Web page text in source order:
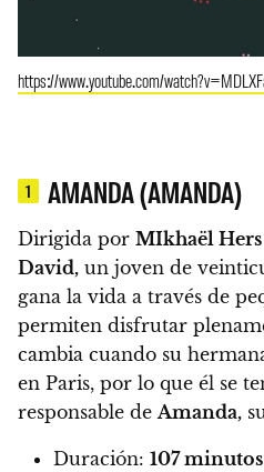
https://www.youtube.com/
1 AMANDA (AMANDA)
Dirigida por MIkhaël Hers
David, un joven de
gana la vida a través de
permiten disfrutar
cambia cuando su
en Paris, por lo que él se
responsable deAmanda,
Duración: 107 minutos